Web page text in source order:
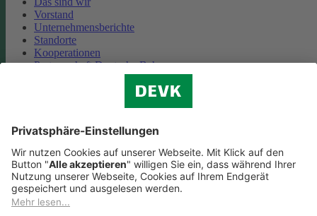
Vorstand
Unternehmensberichte
Standorte
Kooperationen
Partnerschaft Deutsche Bahn
Cookie-Einstellungen
Datenschutz
Impressum